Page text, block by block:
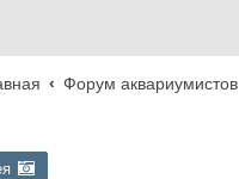
Форум аквариумистов